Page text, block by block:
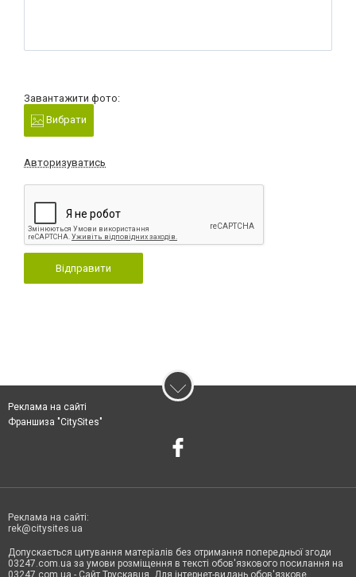
Завантажити фото:
Вибрати
Авторизуватись
Відправити
Реклама на сайті
Франшиза "CitySites"
Реклама на сайті:
rek@citysites.ua
Допускається цитування матеріалів без отримання попередньої згоди
03247.com.ua за умови розміщення в тексті обов'язкового посилання на
03247.com.ua - Сайт Трускавця. Для інтернет-видань обов'язкове